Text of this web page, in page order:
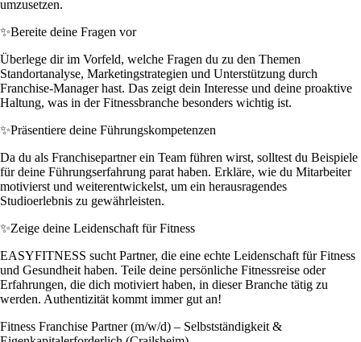
umzusetzen.
✨Bereite deine Fragen vor
Überlege dir im Vorfeld, welche Fragen du zu den Themen
Standortanalyse, Marketingstrategien und Unterstützung durch
Franchise-Manager hast. Das zeigt dein Interesse und deine proaktive
Haltung, was in der Fitnessbranche besonders wichtig ist.
✨Präsentiere deine Führungskompetenzen
Da du als Franchisepartner ein Team führen wirst, solltest du Beispiele
für deine Führungserfahrung parat haben. Erkläre, wie du Mitarbeiter
motivierst und weiterentwickelst, um ein herausragendes
Studioerlebnis zu gewährleisten.
✨Zeige deine Leidenschaft für Fitness
EASYFITNESS sucht Partner, die eine echte Leidenschaft für Fitness
und Gesundheit haben. Teile deine persönliche Fitnessreise oder
Erfahrungen, die dich motiviert haben, in dieser Branche tätig zu
werden. Authentizität kommt immer gut an!
Fitness Franchise Partner (m/w/d) – Selbstständigkeit &